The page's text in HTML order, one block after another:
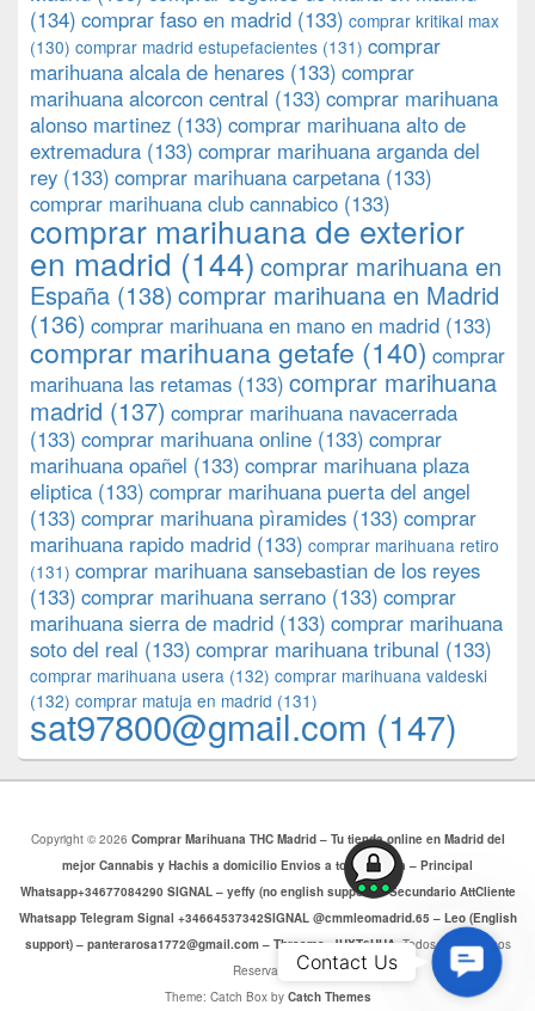
(134) comprar faso en madrid (133) comprar kritikal max
(130) comprar madrid estupefacientes (131) comprar
marihuana alcala de henares (133) comprar
marihuana alcorcon central (133) comprar marihuana
alonso martinez (133) comprar marihuana alto de
extremadura (133) comprar marihuana arganda del
rey (133) comprar marihuana carpetana (133)
comprar marihuana club cannabico (133)
comprar marihuana de exterior
en madrid (144) comprar marihuana en
España (138) comprar marihuana en Madrid
(136) comprar marihuana en mano en madrid (133)
comprar marihuana getafe (140) comprar
marihuana las retamas (133) comprar marihuana
madrid (137) comprar marihuana navacerrada
(133) comprar marihuana online (133) comprar
marihuana opañel (133) comprar marihuana plaza
eliptica (133) comprar marihuana puerta del angel
(133) comprar marihuana pìramides (133) comprar
marihuana rapido madrid (133) comprar marihuana retiro
(131) comprar marihuana sansebastian de los reyes
(133) comprar marihuana serrano (133) comprar
marihuana sierra de madrid (133) comprar marihuana
soto del real (133) comprar marihuana tribunal (133)
comprar marihuana usera (132) comprar marihuana valdeski
(132) comprar matuja en madrid (131)
sat97800@gmail.com (147)
Copyright © 2026 Comprar Marihuana THC Madrid – Tu tienda online en Madrid del
mejor Cannabis y Hachis a domicilio Envios a toda Europa – Principal
Whatsapp+34677084290 SIGNAL – yeffy (no english support) – Secundario AttCliente
Whatsapp Telegram Signal +34664537342SIGNAL @cmmleomadrid.65 – Leo (English
support) – panterarosa1772@gmail.com – Threema: JHXT6HHA. Todos los Derechos
Reservados.
Theme: Catch Box by Catch Themes
Us
Contact Us